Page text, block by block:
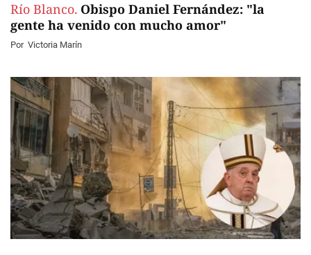
Río Blanco. Obispo Daniel Fernández: "la
gente ha venido con mucho amor"
Por Victoria Marín